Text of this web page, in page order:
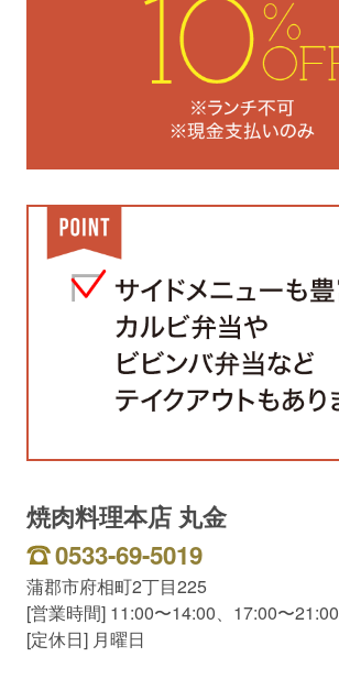
焼肉料理本店 丸金
0533-69-5019
蒲郡市府相町2丁目225
[営業時間] 11:00〜14:00、17:00〜21:00
[定休日] 月曜日